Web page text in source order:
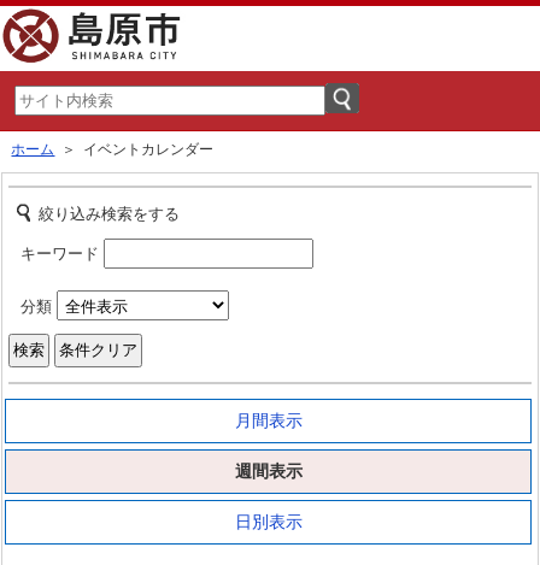
ホーム ＞ イベントカレンダー
絞り込み検索をする
キーワード
分類
月間表示
週間表示
日別表示